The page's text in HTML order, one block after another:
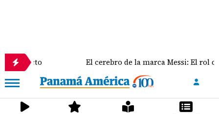
El cerebro de la marca Messi: El rol clave de